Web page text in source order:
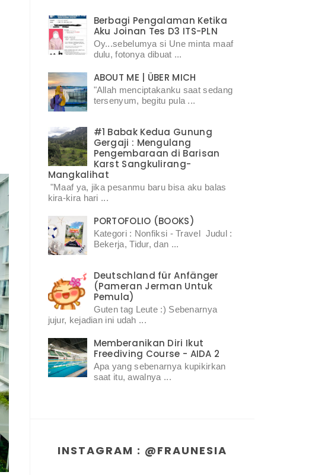
Berbagi Pengalaman Ketika
Aku Joinan Tes D3 ITS-PLN
Oy...sebelumya si Une minta maaf
dulu, fotonya dibuat ...
ABOUT ME | ÜBER MICH
"Allah menciptakanku saat sedang
tersenyum, begitu pula ...
#1 Babak Kedua Gunung
Gergaji : Mengulang
Pengembaraan di Barisan
Karst Sangkulirang-
Mangkalihat
"Maaf ya, jika pesanmu baru bisa aku balas
kira-kira hari ...
PORTOFOLIO (BOOKS)
Kategori : Nonfiksi - Travel Judul :
Bekerja, Tidur, dan ...
Deutschland für Anfänger
(Pameran Jerman Untuk
Pemula)
Guten tag Leute :) Sebenarnya
jujur, kejadian ini udah ...
Memberanikan Diri Ikut
Freediving Course - AIDA 2
Apa yang sebenarnya kupikirkan
saat itu, awalnya ...
INSTAGRAM : @FRAUNESIA